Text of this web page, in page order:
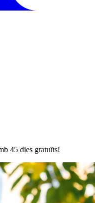
45 dies gratuïts!